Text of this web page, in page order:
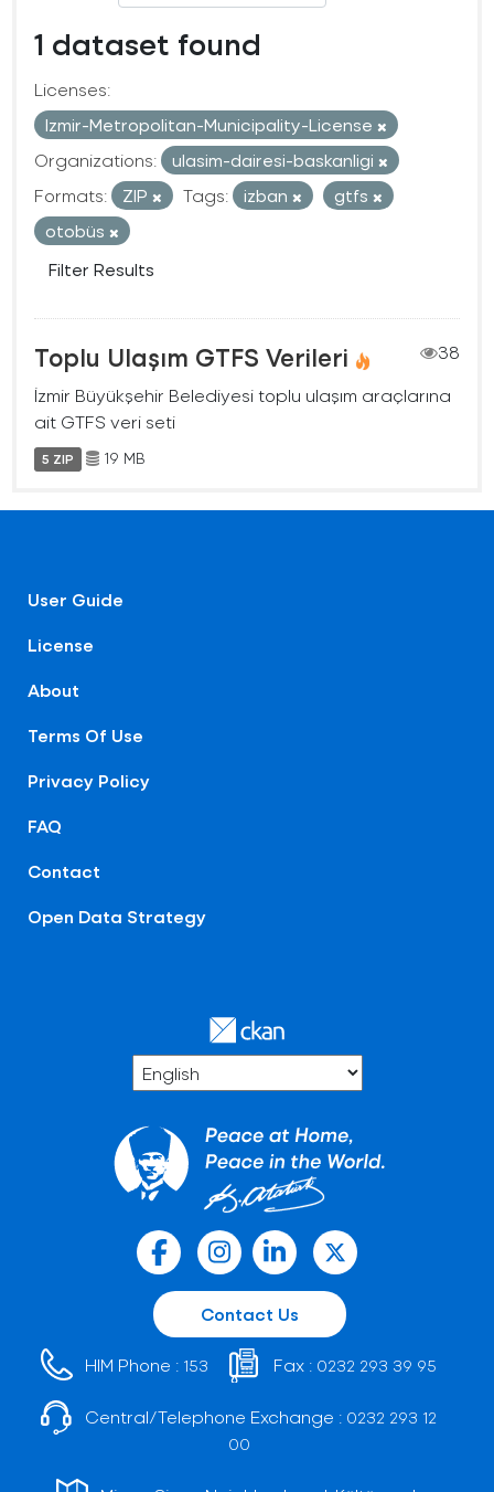
1 dataset found
Licenses:
Izmir-Metropolitan-Municipality-License
Organizations:
ulasim-dairesi-baskanligi
Formats:
ZIP Tags: izban
gtfs
otobüs
Filter Results
Toplu Ulaşım GTFS Verileri
38
İzmir Büyükşehir Belediyesi toplu ulaşım araçlarına
ait GTFS veri seti
5 ZIP 19 MB
User Guide
License
About
Terms Of Use
Privacy Policy
FAQ
Contact
Open Data Strategy
Contact Us
HIM Phone : 153 Fax : 0232 293 39 95
Central/Telephone Exchange : 0232 293 12
00